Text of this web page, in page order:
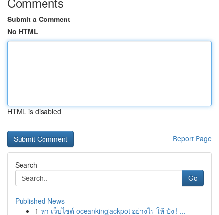
Submit a Comment
No HTML
HTML is disabled
Report Page
Search
Go
Published News
1 หา เว็บไซต์ oceankingjackpot อย่างไร ให้ ปัง!! ...